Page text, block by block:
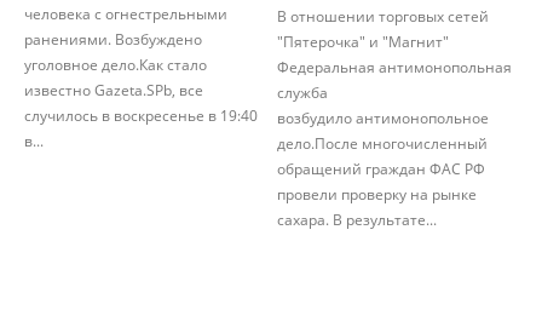
человека с огнестрельными
ранениями. Возбуждено
уголовное дело.Как стало
известно Gazeta.SPb, все
случилось в воскресенье в 19:40
в...
В отношении торговых сетей
"Пятерочка" и "Магнит"
Федеральная антимонопольная
служба
возбудило антимонопольное
дело.После многочисленный
обращений граждан ФАС РФ
провели проверку на рынке
сахара. В результате...